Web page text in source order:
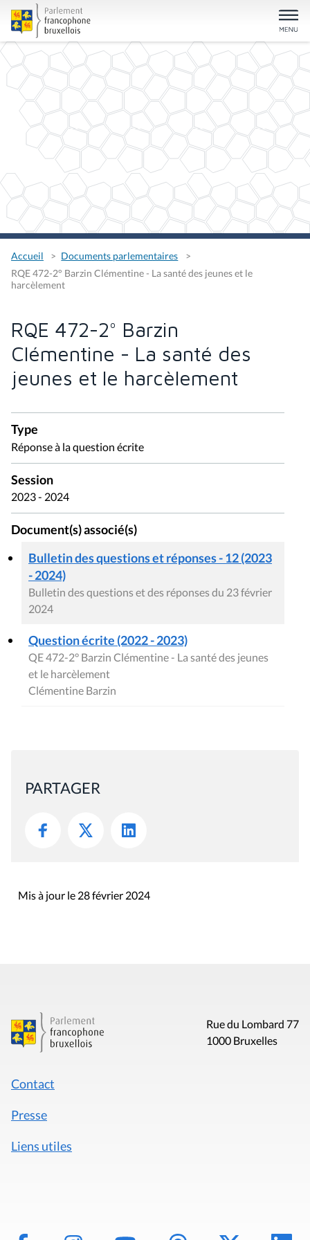
Accueil
Documents parlementaires
RQE 472-2° Barzin Clémentine - La santé des jeunes et le
harcèlement
RQE 472-2° Barzin
Clémentine - La santé des
jeunes et le harcèlement
Type
Réponse à la question écrite
Session
2023 - 2024
Document(s) associé(s)
Bulletin des questions et réponses - 12 (2023
- 2024)
Bulletin des questions et des réponses du 23 février
2024
Question écrite (2022 - 2023)
QE 472-2° Barzin Clémentine - La santé des jeunes
et le harcèlement
Clémentine Barzin
PARTAGER
Mis à jour le 28 février 2024
Rue du Lombard 77
1000 Bruxelles
Contact
Presse
Liens utiles